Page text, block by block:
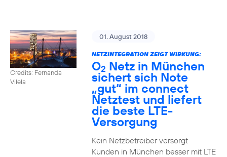
Credits: Fernanda
Vilela
01. August 2018
NETZINTEGRATION ZEIGT WIRKUNG:
O2 Netz in München
sichert sich Note
„gut“ im connect
Netztest und liefert
die beste LTE-
Versorgung
Kein Netzbetreiber versorgt
Kunden in München besser mit LTE